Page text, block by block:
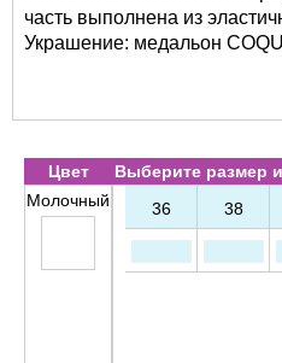
часть выполнена из
Украшение: медальон
Цвет Выберите размер
Молочный
36 38